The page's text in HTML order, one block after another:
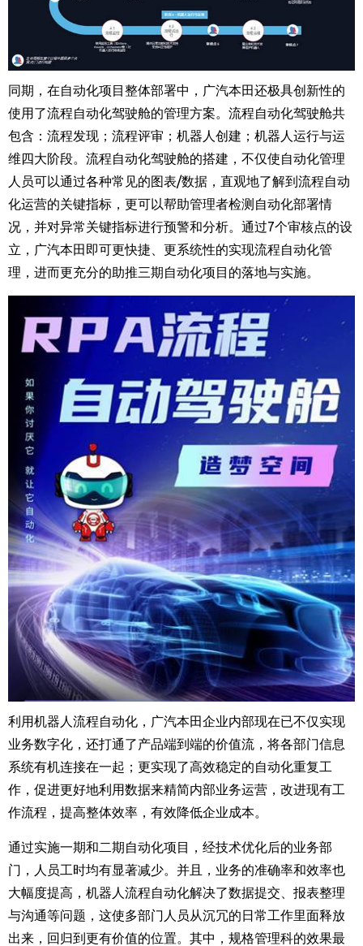
同期，在自动化项目整体部署中，广汽本田还极具创新性的
使用了流程自动化驾驶舱的管理方案。流程自动化驾驶舱共
包含：流程发现；流程评审；机器人创建；机器人运行与运
维四大阶段。流程自动化驾驶舱的搭建，不仅使自动化管理
人员可以通过各种常见的图表/数据，直观地了解到流程自动
化运营的关键指标，更可以帮助管理者检测自动化部署情
况，并对异常关键指标进行预警和分析。通过7个审核点的设
立，广汽本田即可更快捷、更系统性的实现流程自动化管
理，进而更充分的助推三期自动化项目的落地与实施。
利用机器人流程自动化，广汽本田企业内部现在已不仅实现
业务数字化，还打通了产品端到端的价值流，将各部门信息
系统有机连接在一起；更实现了高效稳定的自动化重复工
作，促进更好地利用数据来精简内部业务运营，改进现有工
作流程，提高整体效率，有效降低企业成本。
通过实施一期和二期自动化项目，经技术优化后的业务部
门，人员工时均有显著减少。并且，业务的准确率和效率也
大幅度提高，机器人流程自动化解决了数据提交、报表整理
与沟通等问题，这使多部门人员从沉冗的日常工作里面释放
出来，回归到更有价值的位置。其中，规格管理科的效果最